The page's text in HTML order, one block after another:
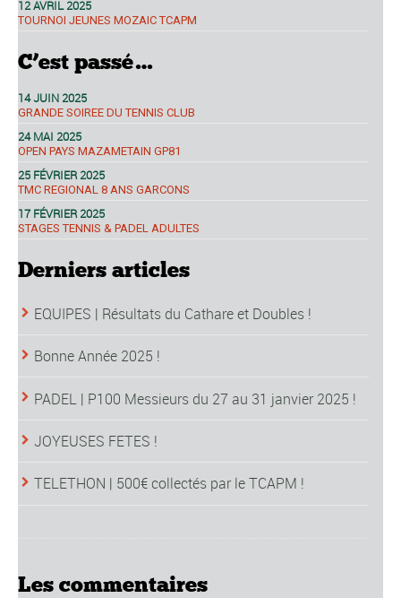
12 AVRIL 2025
TOURNOI JEUNES MOZAIC TCAPM
C’est passé…
14 JUIN 2025
GRANDE SOIREE DU TENNIS CLUB
24 MAI 2025
OPEN PAYS MAZAMETAIN GP81
25 FÉVRIER 2025
TMC REGIONAL 8 ANS GARCONS
17 FÉVRIER 2025
STAGES TENNIS & PADEL ADULTES
Derniers articles
EQUIPES | Résultats du Cathare et Doubles !
Bonne Année 2025 !
PADEL | P100 Messieurs du 27 au 31 janvier 2025 !
JOYEUSES FETES !
TELETHON | 500€ collectés par le TCAPM !
Les commentaires